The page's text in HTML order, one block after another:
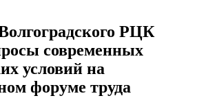
РЦК
современных
условий на
форуме труда